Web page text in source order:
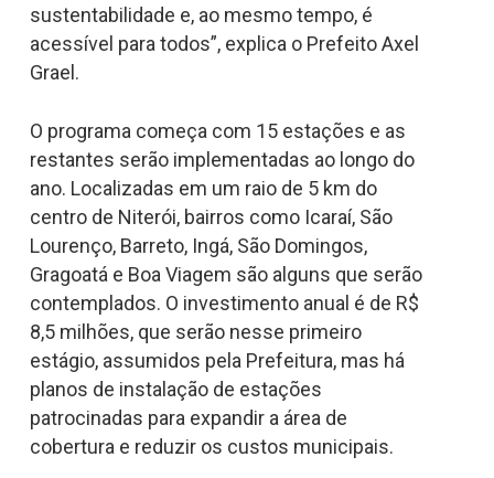
sustentabilidade e, ao mesmo tempo, é
acessível para todos”, explica o Prefeito Axel
Grael.
O programa começa com 15 estações e as
restantes serão implementadas ao longo do
ano. Localizadas em um raio de 5 km do
centro de Niterói, bairros como Icaraí, São
Lourenço, Barreto, Ingá, São Domingos,
Gragoatá e Boa Viagem são alguns que serão
contemplados. O investimento anual é de R$
8,5 milhões, que serão nesse primeiro
estágio, assumidos pela Prefeitura, mas há
planos de instalação de estações
patrocinadas para expandir a área de
cobertura e reduzir os custos municipais.